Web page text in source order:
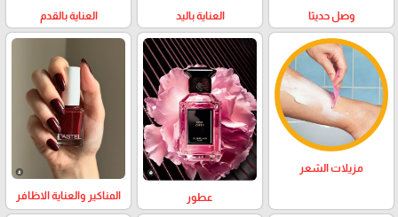
وصل حديثا العناية باليد العناية بالقدم
مزيلات الشعر
عطور المناكير والعناية الاظافر